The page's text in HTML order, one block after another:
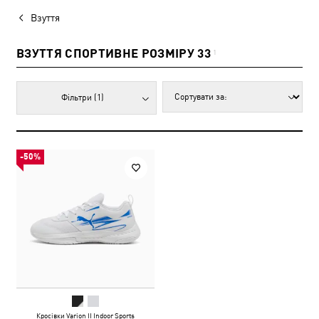
Взуття
ВЗУТТЯ СПОРТИВНЕ РОЗМІРУ 33 1
Фільтри (1)
-50%
Кросівки Varion II Indoor Sports